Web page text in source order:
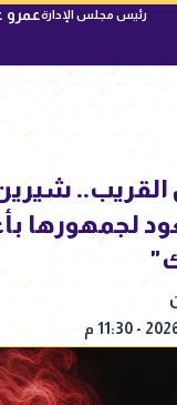
رئيس مجلس الإدارةعمرو
القريب..
لجمهورها